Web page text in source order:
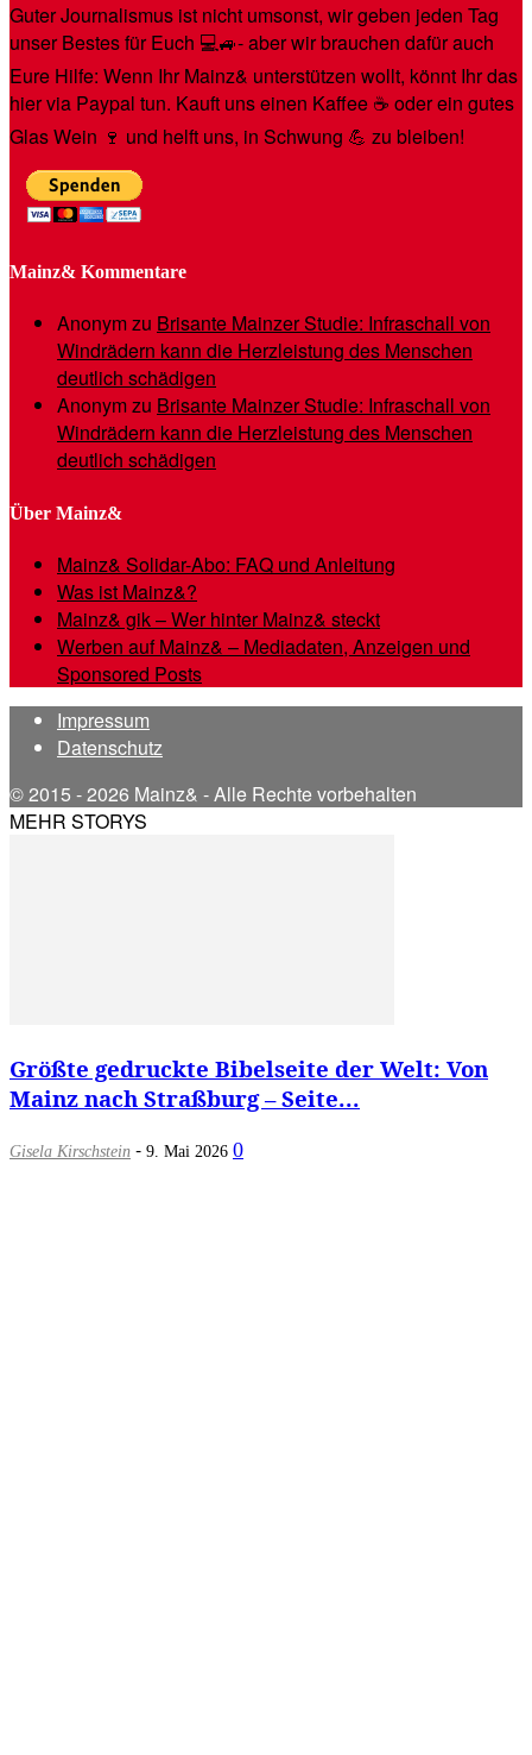
Guter Journalismus ist nicht umsonst, wir geben jeden Tag
unser Bestes für Euch 💻🚙- aber wir brauchen dafür auch
Eure Hilfe: Wenn Ihr Mainz& unterstützen wollt, könnt Ihr das
hier via Paypal tun. Kauft uns einen Kaffee ☕️ oder ein gutes
Glas Wein 🍷 und helft uns, in Schwung 💪 zu bleiben!
Mainz& Kommentare
Anonymzu Brisante Mainzer Studie: Infraschall von
Windrädern kann die Herzleistung des Menschen
deutlich schädigen
Anonymzu Brisante Mainzer Studie: Infraschall von
Windrädern kann die Herzleistung des Menschen
deutlich schädigen
Über Mainz&
Mainz& Solidar-Abo: FAQ und Anleitung
Was ist Mainz&?
Mainz& gik – Wer hinter Mainz& steckt
Werben auf Mainz& – Mediadaten, Anzeigen und
Sponsored Posts
Impressum
Datenschutz
© 2015 - 2026 Mainz& - Alle Rechte vorbehalten
MEHR STORYS
Größte gedruckte Bibelseite der Welt: Von
Mainz nach Straßburg – Seite...
Gisela Kirschstein - 9. Mai 2026 0